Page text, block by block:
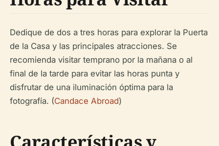
Dedique de dos a tres horas para explorar la Puerta
de la Casa y las principales atracciones. Se
recomienda visitar temprano por la mañana o al
final de la tarde para evitar las horas punta y
disfrutar de una iluminación óptima para la
fotografía. (Candace Abroad)